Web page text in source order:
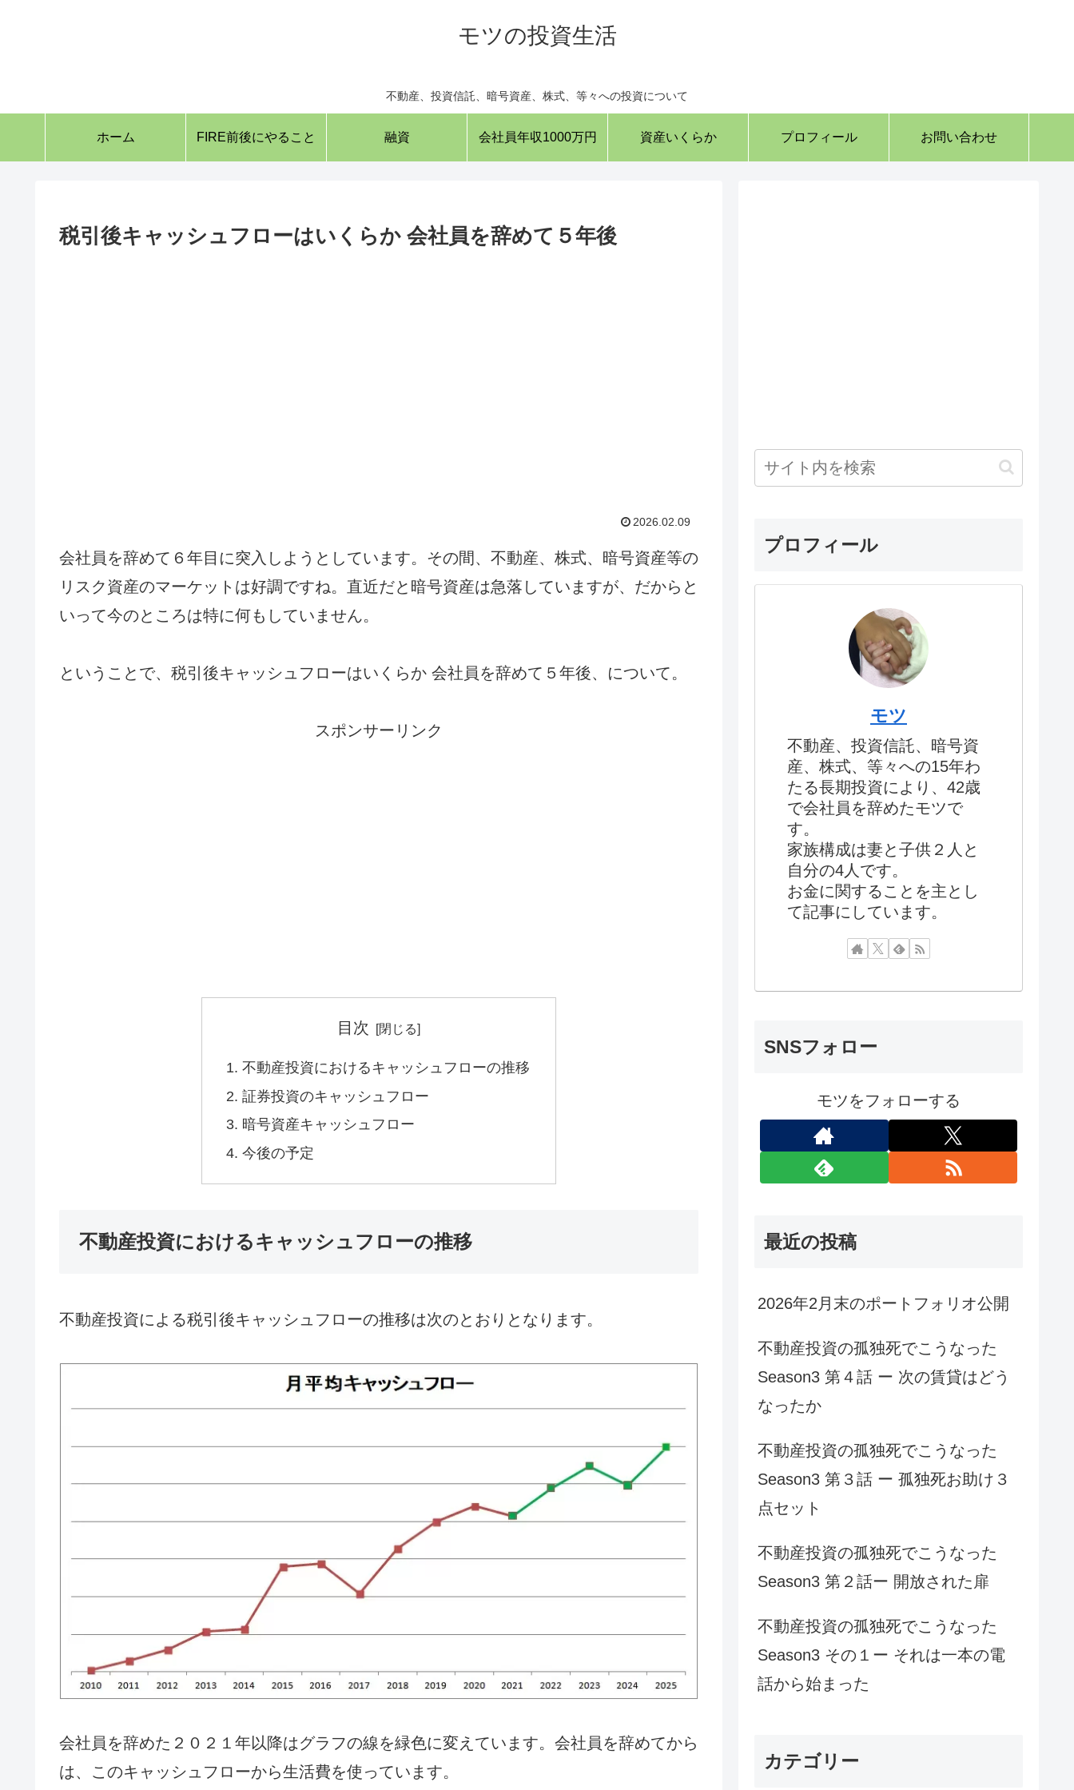
モツの投資生活
不動産、投資信託、暗号資産、株式、等々への投資について
ホーム FIRE前後にやること 融資 会社員年収1000万円 資産いくらか プロフィール お問い合わせ
税引後キャッシュフローはいくらか 会社員を辞めて５年後
2026.02.09
会社員を辞めて６年目に突入しようとしています。その間、不動産、株式、暗号資産等の
リスク資産のマーケットは好調ですね。直近だと暗号資産は急落していますが、だからと
いって今のところは特に何もしていません。
ということで、税引後キャッシュフローはいくらか 会社員を辞めて５年後、について。
スポンサーリンク
目次
不動産投資におけるキャッシュフローの推移
証券投資のキャッシュフロー
暗号資産キャッシュフロー
今後の予定
不動産投資におけるキャッシュフローの推移
不動産投資による税引後キャッシュフローの推移は次のとおりとなります。
会社員を辞めた２０２１年以降はグラフの線を緑色に変えています。会社員を辞めてから
は、このキャッシュフローから生活費を使っています。
プロフィール
モツ
不動産、投資信託、暗号資
産、株式、等々への15年わ
たる長期投資により、42歳
で会社員を辞めたモツで
す。
家族構成は妻と子供２人と
自分の4人です。
お金に関することを主とし
て記事にしています。
SNSフォロー
モツをフォローする
最近の投稿
2026年2月末のポートフォリオ公開
不動産投資の孤独死でこうなった
Season3 第４話 ー 次の賃貸はどう
なったか
不動産投資の孤独死でこうなった
Season3 第３話 ー 孤独死お助け３
点セット
不動産投資の孤独死でこうなった
Season3 第２話ー 開放された扉
不動産投資の孤独死でこうなった
Season3 その１ー それは一本の電
話から始まった
カテゴリー